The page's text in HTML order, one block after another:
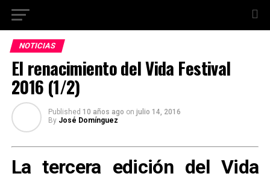
NOTICIAS
El renacimiento del Vida Festival
2016 (1/2)
Published 10 años ago on julio 14, 2016
By José Domínguez
La tercera edición del Vida